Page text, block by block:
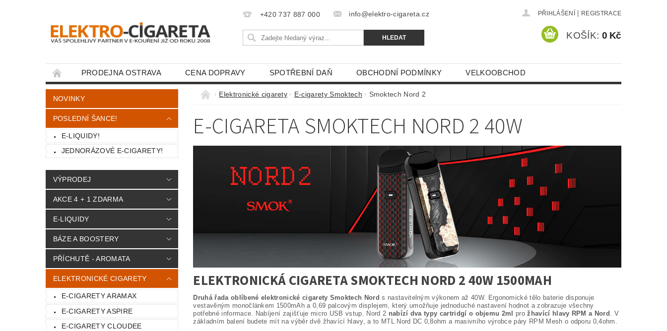
+420 737 887 000 info@elektro-cigareta.cz PŘIHLÁŠENÍ REGISTRACE
KOŠÍK: 0 Kč
PRODEJNA OSTRAVA CENA DOPRAVY SPOTŘEBNÍ DAŇ OBCHODNÍ PODMÍNKY VELKOOBCHOD
KONTAKTY
NOVINKY
POSLEDNÍ ŠANCE!
E-LIQUIDY!
JEDNORÁZOVÉ E-CIGARETY!
VÝPRODEJ
AKCE 4 + 1 ZDARMA
E-LIQUIDY
BÁZE A BOOSTERY
PŘÍCHUTĚ - AROMATA
ELEKTRONICKÉ CIGARETY
E-CIGARETY ARAMAX
E-CIGARETY ASPIRE
E-CIGARETY CLOUDEE
Elektronické cigarety E-cigarety Smoktech Smoktech Nord 2
E-CIGARETA SMOKTECH NORD 2 40W
ELEKTRONICKÁ CIGARETA SMOKTECH NORD 2 40W 1500MAH
Druhá řada oblíbené elektronické cigarety Smoktech Nord s nastavitelným výkonem až 40W. Ergonomické tělo baterie disponuje
vestavěným monočlánkem 1500mAh a 0,69 palcovým displejem, který umožňuje jednoduché nastavení hodnot a zobrazuje všechny
potřebné informace. Nabíjení zajišťuje micro USB vstup. Nord 2 nabízí dva typy cartridgí o objemu 2ml prožhavící hlavy RPM a Nord . V
základním balení budete mít na výběr dvě žhavící hlavy, a to MTL Nord DC 0,8ohm a masivního výrobce páry RPM Mesh o odporu 0,4ohm.